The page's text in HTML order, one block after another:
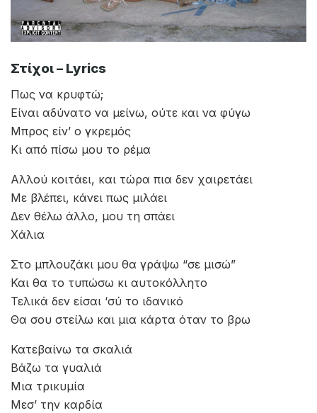
Στίχοι – Lyrics
Πως να κρυφτώ;
Είναι αδύνατο να μείνω, ούτε και να φύγω
Μπρος είν’ ο γκρεμός
Κι από πίσω μου το ρέμα
Αλλού κοιτάει, και τώρα πια δεν χαιρετάει
Με βλέπει, κάνει πως μιλάει
Δεν θέλω άλλο, μου τη σπάει
Χάλια
Στο μπλουζάκι μου θα γράψω “σε μισώ”
Και θα το τυπώσω κι αυτοκόλλητο
Τελικά δεν είσαι ‘σύ το ιδανικό
Θα σου στείλω και μια κάρτα όταν το βρω
Κατεβαίνω τα σκαλιά
Βάζω τα γυαλιά
Μια τρικυμία
Μεσ’ την καρδία